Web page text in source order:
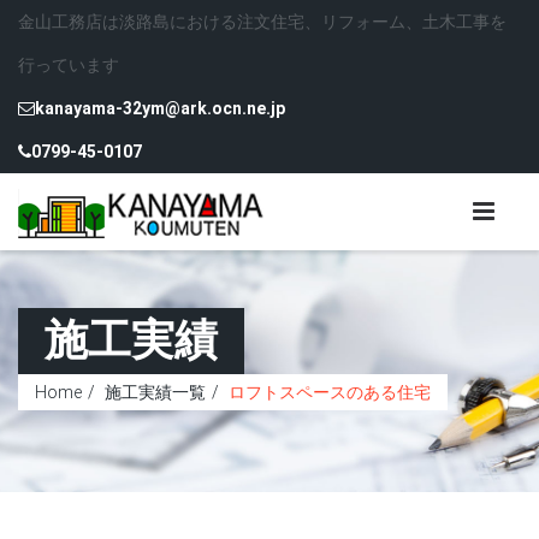
金山工務店は淡路島における注文住宅、リフォーム、土木工事を
行っています
kanayama-32ym@ark.ocn.ne.jp
0799-45-0107
施工実績
Home 施工実績一覧 ロフトスペースのある住宅